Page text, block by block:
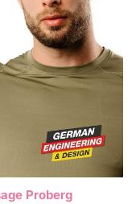
Proberg